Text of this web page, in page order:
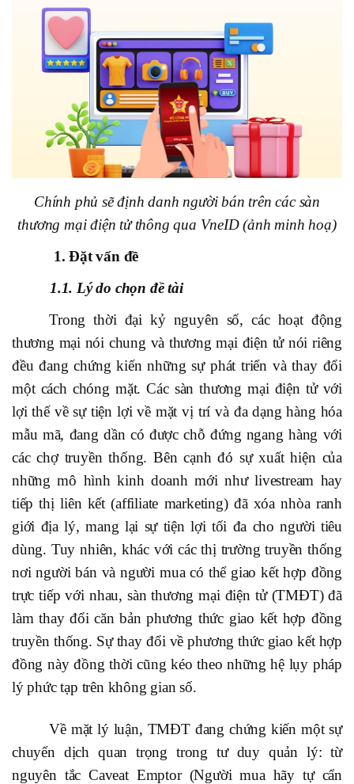
Chính phủ sẽ định danh người bán trên các sàn
thương mại điện tử thông qua VneID (ảnh minh hoạ)
1. Đặt vấn đề
1.1. Lý do chọn đề tài
Trong thời đại kỷ nguyên số, các hoạt động
thương mại nói chung và thương mại điện tử nói riêng
đều đang chứng kiến những sự phát triển và thay đổi
một cách chóng mặt. Các sàn thương mại điện tử với
lợi thế về sự tiện lợi về mặt vị trí và đa dạng hàng hóa
mẫu mã, đang dần có được chỗ đứng ngang hàng với
các chợ truyền thống. Bên cạnh đó sự xuất hiện của
những mô hình kinh doanh mới như livestream hay
tiếp thị liên kết (affiliate marketing) đã xóa nhòa ranh
giới địa lý, mang lại sự tiện lợi tối đa cho người tiêu
dùng. Tuy nhiên, khác với các thị trường truyền thống
nơi người bán và người mua có thể giao kết hợp đồng
trực tiếp với nhau, sàn thương mại điện tử (TMĐT) đã
làm thay đổi căn bản phương thức giao kết hợp đồng
truyền thống. Sự thay đổi về phương thức giao kết hợp
đồng này đồng thời cũng kéo theo những hệ lụy pháp
lý phức tạp trên không gian số.
Về mặt lý luận, TMĐT đang chứng kiến một sự
chuyển dịch quan trọng trong tư duy quản lý: từ
nguyên tắc Caveat Emptor (Người mua hãy tự cẩn